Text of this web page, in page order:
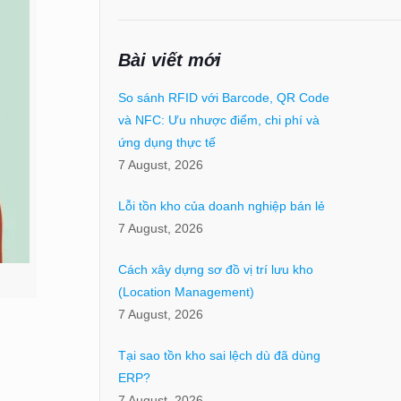
Bài viết mới
So sánh RFID với Barcode, QR Code
và NFC: Ưu nhược điểm, chi phí và
ứng dụng thực tế
7 August, 2026
Lỗi tồn kho của doanh nghiệp bán lẻ
7 August, 2026
Cách xây dựng sơ đồ vị trí lưu kho
(Location Management)
7 August, 2026
Tại sao tồn kho sai lệch dù đã dùng
ERP?